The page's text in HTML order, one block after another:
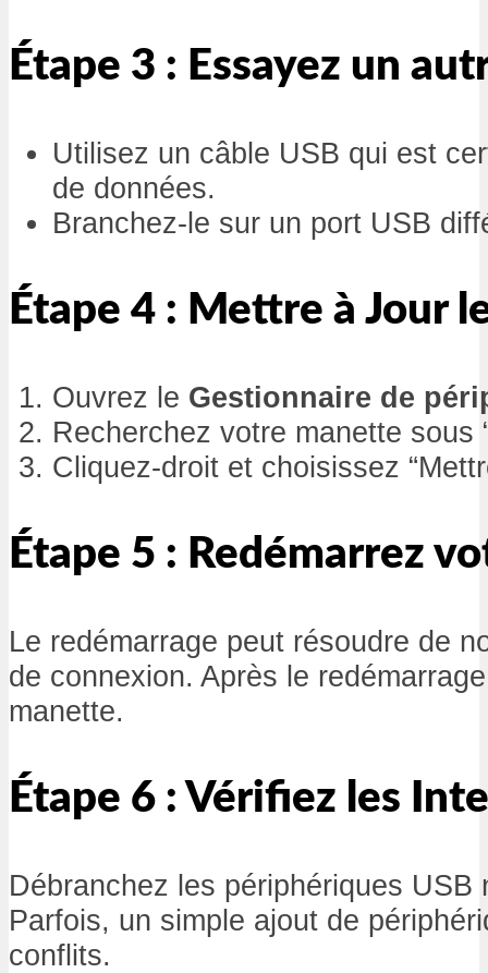
Étape 3 : Essayez un
Utilisez un câble USB qui est
de données.
Branchez-le sur un port USB
Étape 4 : Mettre à Jour
Ouvrez le Gestionnaire de
Recherchez votre manette sous
Cliquez-droit et choisissez
Étape 5 : Redémarrez
Le redémarrage peut résoudre de
de connexion. Après le
manette.
Étape 6 : Vérifiez les
Débranchez les périphériques USB
Parfois, un simple ajout de
conflits.